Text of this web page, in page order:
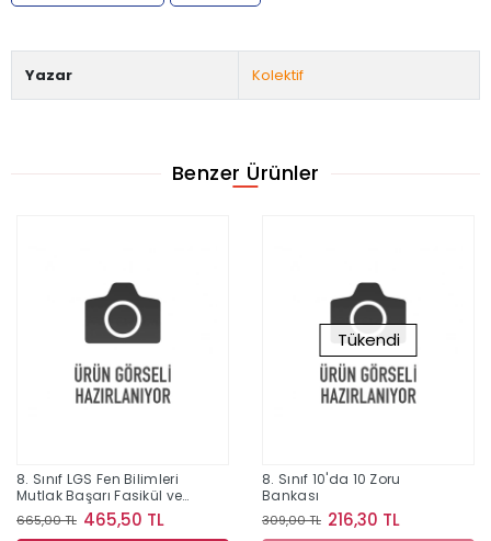
Yazar Kolektif
Benzer Ürünler
8. Sınıf LGS Fen Bilimleri
Mutlak Başarı Fasikül ve
Soru Bankası
665,00 TL 465,50 TL
Tükendi
8. Sınıf 10'da 10 Zoru
Bankası
309,00 TL 216,30 TL